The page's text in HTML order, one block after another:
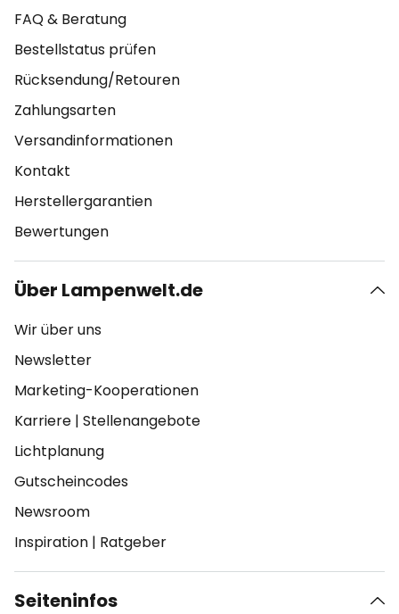
FAQ & Beratung
Bestellstatus prüfen
Rücksendung/Retouren
Zahlungsarten
Versandinformationen
Kontakt
Herstellergarantien
Bewertungen
Über Lampenwelt.de
Wir über uns
Newsletter
Marketing-Kooperationen
Karriere | Stellenangebote
Lichtplanung
Gutscheincodes
Newsroom
Inspiration | Ratgeber
Seiteninfos